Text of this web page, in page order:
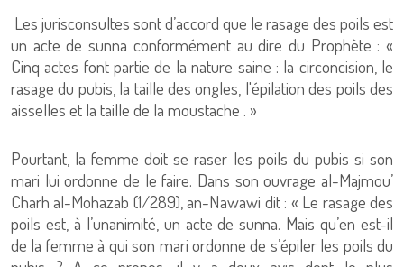
Les jurisconsultes sont d’accord que le rasage des poils est
un acte de sunna conformément au dire du Prophète : «
Cinq actes font partie de la nature saine : la circoncision, le
rasage du pubis, la taille des ongles, l'épilation des poils des
aisselles et la taille de la moustache . »
Pourtant, la femme doit se raser les poils du pubis si son
mari lui ordonne de le faire. Dans son ouvrage al-Majmou’
Charh al-Mohazab (1/289), an-Nawawi dit : « Le rasage des
poils est, à l’unanimité, un acte de sunna. Mais qu’en est-il
de la femme à qui son mari ordonne de s’épiler les poils du